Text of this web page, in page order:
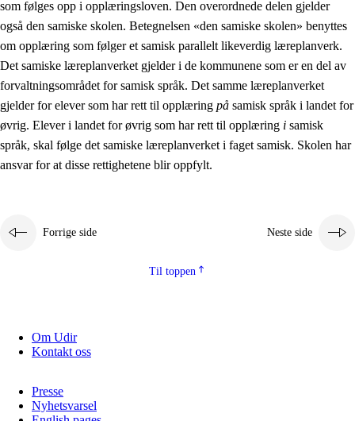
som følges opp i opplæringsloven. Den overordnede delen gjelder
også den samiske skolen. Betegnelsen «den samiske skolen» benyttes
om opplæring som følger et samisk parallelt likeverdig læreplanverk.
Det samiske læreplanverket gjelder i de kommunene som er en del av
forvaltningsområdet for samisk språk. Det samme læreplanverket
gjelder for elever som har rett til opplæring på samisk språk i landet for
øvrig. Elever i landet for øvrig som har rett til opplæring i samisk
språk, skal følge det samiske læreplanverket i faget samisk. Skolen har
ansvar for at disse rettighetene blir oppfylt.
Forrige side Neste side
Til toppen
Om Udir
Kontakt oss
Presse
Nyhetsvarsel